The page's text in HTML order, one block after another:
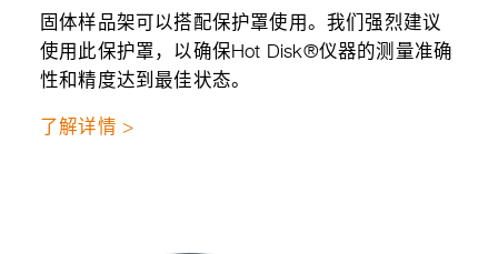
固体样品架可以搭配保护罩使用。我们强烈建议
使用此保护罩，以确保Hot Disk®仪器的测量准确
性和精度达到最佳状态。
了解详情 >